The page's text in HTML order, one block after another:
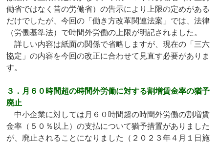
働省ではなく昔の労働省）の告示により上限の定めがある
だけでしたが、今回の「働き方改革関連法案」では、法律
（労働基準法）で時間外労働の上限が明記されました。
詳しい内容は紙面の関係で省略しますが、現在の「三六
協定」の内容を今回の改正に合わせて見直す必要がありま
す。
３．月６０時間超の時間外労働に対する割増賃金率の猶予
廃止
中小企業に対しては月６０時間超の時間外労働の割増賃
金率（５０％以上）の支払について猶予措置がありました
が、廃止されることになりました（２０２３年４月１日施